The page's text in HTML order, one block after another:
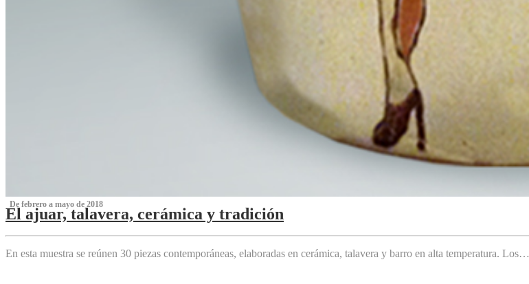
‌ De febrero a mayo de 2018
El ajuar, talavera, cerámica y tradición
‌
En esta muestra se reúnen 30 piezas contemporáneas, elaboradas en cerámica, talavera y barro en alta temperatura. Los…